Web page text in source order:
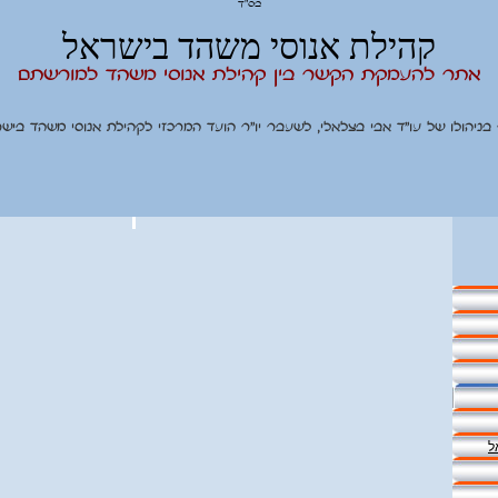
בס"ד
קהילת אנוסי משהד בישראל
אתר להעמקת הקשר בין קהילת אנוסי משהד למורשתם
של עו"ד אבי בצלאלי, לשעבר יו"ר הועד המרכזי לקהילת אנוסי משהד